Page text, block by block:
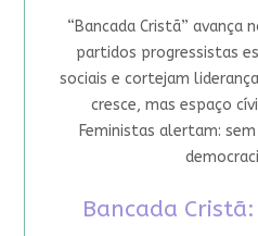
“Bancada Cristã” avança
partidos progressistas
sociais e cortejam
cresce, mas espaço
Feministas alertam:
Bancada